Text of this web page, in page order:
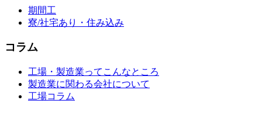
期間工
寮/社宅あり・住み込み
コラム
工場・製造業ってこんなところ
製造業に関わる会社について
工場コラム